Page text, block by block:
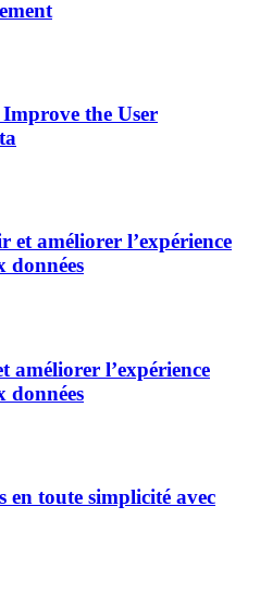
the User
améliorer l’expérience
données
améliorer l’expérience
données
en toute simplicité avec